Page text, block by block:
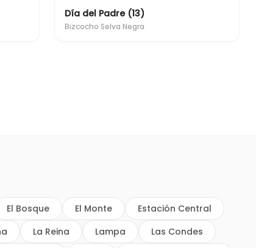
Día del Padre (13)
Bizcocho Selva Negra
El Bosque El Monte
Estación Central
La Reina Lampa
Las Condes